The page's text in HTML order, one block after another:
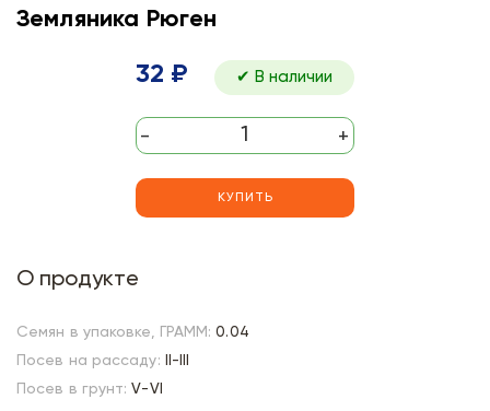
Земляника Рюген
32 ₽ ✔ В наличии
- +
КУПИТЬ
О продукте
Семян в упаковке, ГРАММ: 0.04
Посев на рассаду:
II-III
Посев в грунт: V-VI